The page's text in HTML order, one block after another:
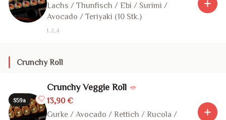
Lachs / Thunfisch / Ebi / Surimi /
Avocado / Teriyaki (10 Stk.)
1, 2, 4
Crunchy Roll
S59a
Crunchy Veggie Roll 🥗
13,90 €
Gurke / Avocado / Rettich / Rucola /